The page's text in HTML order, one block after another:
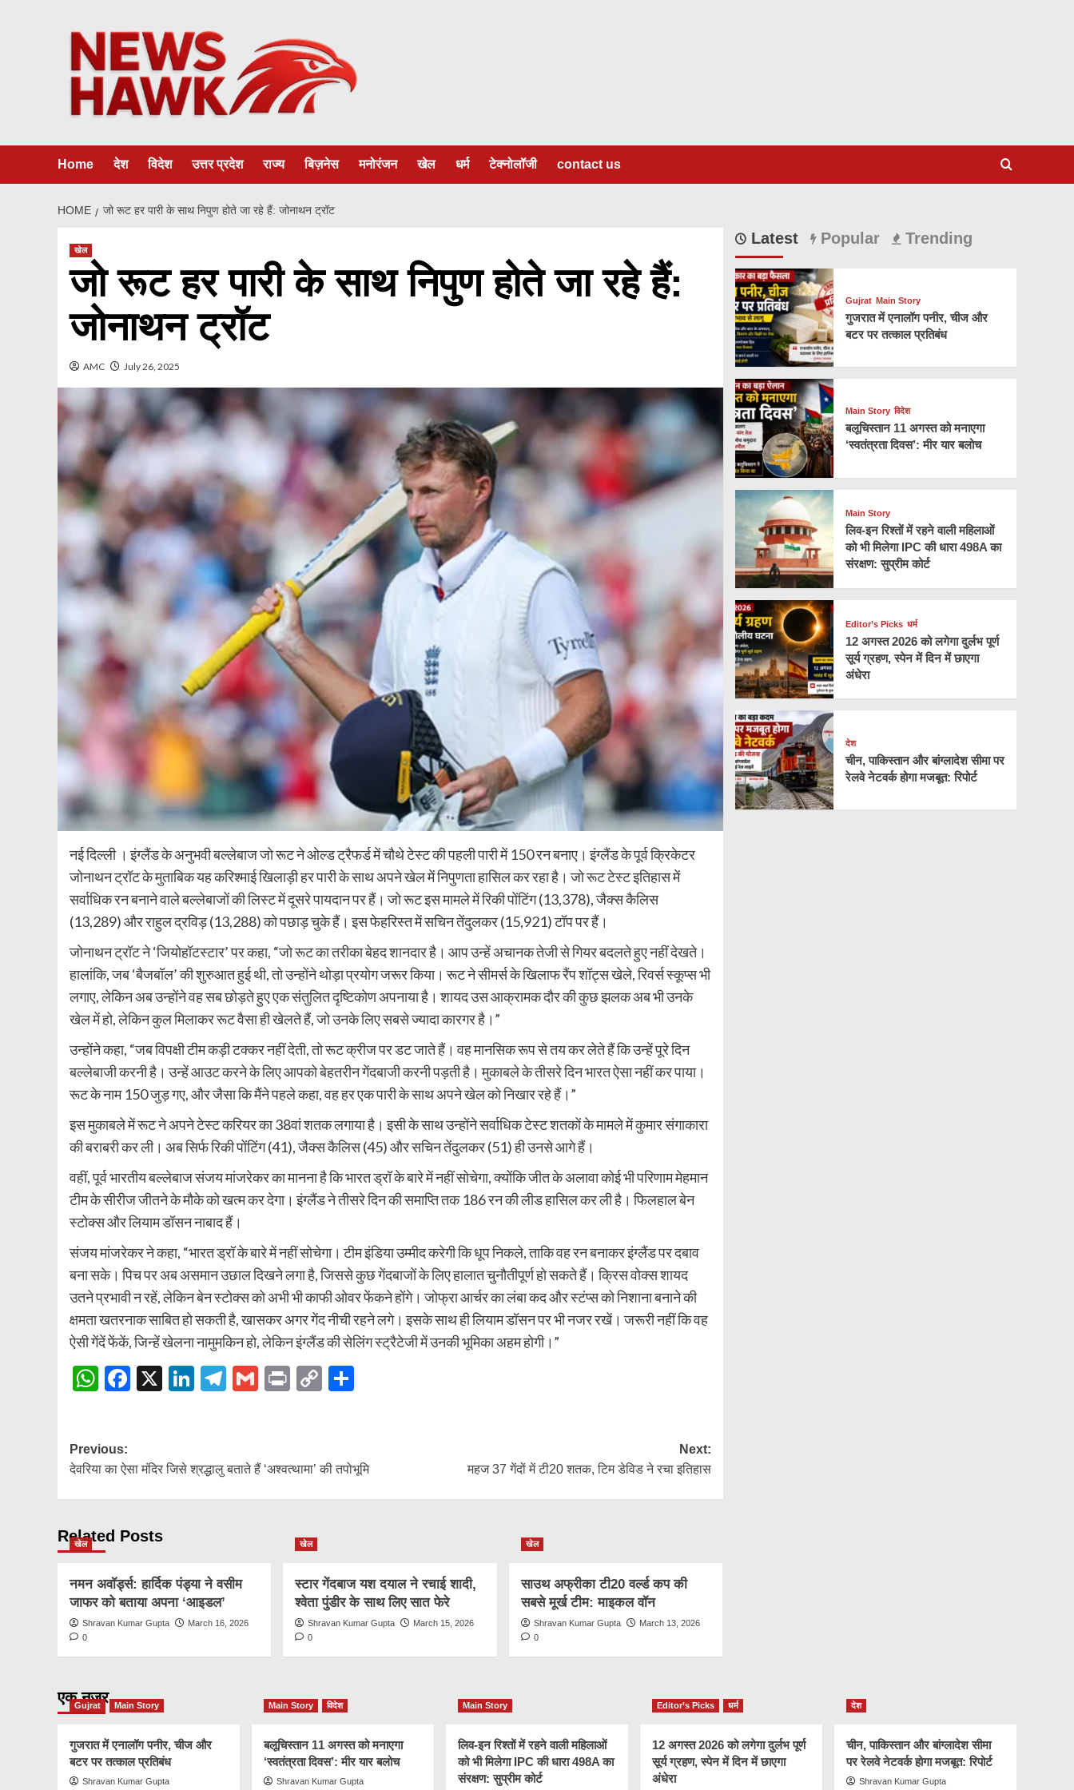
Home देश विदेश उत्तर प्रदेश राज्य बिज़नेस मनोरंजन खेल धर्म टेक्नोलॉजी contact us
HOME जो रूट हर पारी के साथ निपुण होते जा रहे हैं: जोनाथन ट्रॉट
खेल
जो रूट हर पारी के साथ निपुण होते जा रहे हैं:
जोनाथन ट्रॉट
AMC July 26, 2025
नई दिल्ली । इंग्लैंड के अनुभवी बल्लेबाज जो रूट ने ओल्ड ट्रैफर्ड में चौथे टेस्ट की पहली पारी में 150 रन बनाए। इंग्लैंड के पूर्व क्रिकेटर
जोनाथन ट्रॉट के मुताबिक यह करिश्माई खिलाड़ी हर पारी के साथ अपने खेल में निपुणता हासिल कर रहा है। जो रूट टेस्ट इतिहास में
सर्वाधिक रन बनाने वाले बल्लेबाजों की लिस्ट में दूसरे पायदान पर हैं। जो रूट इस मामले में रिकी पोंटिंग (13,378), जैक्स कैलिस
(13,289) और राहुल द्रविड़ (13,288) को पछाड़ चुके हैं। इस फेहरिस्त में सचिन तेंदुलकर (15,921) टॉप पर हैं।
जोनाथन ट्रॉट ने ‘जियोहॉटस्टार’ पर कहा, “जो रूट का तरीका बेहद शानदार है। आप उन्हें अचानक तेजी से गियर बदलते हुए नहीं देखते।
हालांकि, जब ‘बैजबॉल’ की शुरुआत हुई थी, तो उन्होंने थोड़ा प्रयोग जरूर किया। रूट ने सीमर्स के खिलाफ रैंप शॉट्स खेले, रिवर्स स्कूप्स भी
लगाए, लेकिन अब उन्होंने वह सब छोड़ते हुए एक संतुलित दृष्टिकोण अपनाया है। शायद उस आक्रामक दौर की कुछ झलक अब भी उनके
खेल में हो, लेकिन कुल मिलाकर रूट वैसा ही खेलते हैं, जो उनके लिए सबसे ज्यादा कारगर है।”
उन्होंने कहा, “जब विपक्षी टीम कड़ी टक्कर नहीं देती, तो रूट क्रीज पर डट जाते हैं। वह मानसिक रूप से तय कर लेते हैं कि उन्हें पूरे दिन
बल्लेबाजी करनी है। उन्हें आउट करने के लिए आपको बेहतरीन गेंदबाजी करनी पड़ती है। मुकाबले के तीसरे दिन भारत ऐसा नहीं कर पाया।
रूट के नाम 150 जुड़ गए, और जैसा कि मैंने पहले कहा, वह हर एक पारी के साथ अपने खेल को निखार रहे हैं।”
इस मुकाबले में रूट ने अपने टेस्ट करियर का 38वां शतक लगाया है। इसी के साथ उन्होंने सर्वाधिक टेस्ट शतकों के मामले में कुमार संगाकारा
की बराबरी कर ली। अब सिर्फ रिकी पोंटिंग (41), जैक्स कैलिस (45) और सचिन तेंदुलकर (51) ही उनसे आगे हैं।
वहीं, पूर्व भारतीय बल्लेबाज संजय मांजरेकर का मानना है कि भारत ड्रॉ के बारे में नहीं सोचेगा, क्योंकि जीत के अलावा कोई भी परिणाम मेहमान
टीम के सीरीज जीतने के मौके को खत्म कर देगा। इंग्लैंड ने तीसरे दिन की समाप्ति तक 186 रन की लीड हासिल कर ली है। फिलहाल बेन
स्टोक्स और लियाम डॉसन नाबाद हैं।
संजय मांजरेकर ने कहा, “भारत ड्रॉ के बारे में नहीं सोचेगा। टीम इंडिया उम्मीद करेगी कि धूप निकले, ताकि वह रन बनाकर इंग्लैंड पर दबाव
बना सके। पिच पर अब असमान उछाल दिखने लगा है, जिससे कुछ गेंदबाजों के लिए हालात चुनौतीपूर्ण हो सकते हैं। क्रिस वोक्स शायद
उतने प्रभावी न रहें, लेकिन बेन स्टोक्स को अभी भी काफी ओवर फेंकने होंगे। जोफ्रा आर्चर का लंबा कद और स्टंप्स को निशाना बनाने की
क्षमता खतरनाक साबित हो सकती है, खासकर अगर गेंद नीची रहने लगे। इसके साथ ही लियाम डॉसन पर भी नजर रखें। जरूरी नहीं कि वह
ऐसी गेंदें फेंकें, जिन्हें खेलना नामुमकिन हो, लेकिन इंग्लैंड की सेलिंग स्ट्रैटेजी में उनकी भूमिका अहम होगी।”
WhatsApp
Facebook
X LinkedIn
Telegram
GmailPrintCopy
Post
navigation
Previous:
देवरिया का ऐसा मंदिर जिसे श्रद्धालु बताते हैं ‘अश्वत्थामा’ की तपोभूमि
Next:
महज 37 गेंदों में टी20 शतक, टिम डेविड ने रचा इतिहास
Related Posts
खेल
नमन अवॉर्ड्स: हार्दिक पंड्या ने वसीम
जाफर को बताया अपना ‘आइडल’
Shravan Kumar Gupta
March 16, 2026
0
खेल
स्टार गेंदबाज यश दयाल ने रचाई शादी,
श्वेता पुंडीर के साथ लिए सात फेरे
Shravan Kumar Gupta
March 15, 2026
0
खेल
साउथ अफ्रीका टी20 वर्ल्ड कप की
सबसे मूर्ख टीम: माइकल वॉन
Shravan Kumar Gupta
March 13, 2026
0
Latest Popular Trending
Gujrat Main Story
गुजरात में एनालॉग पनीर, चीज और
बटर पर तत्काल प्रतिबंध
Main Story विदेश
बलूचिस्तान 11 अगस्त को मनाएगा
‘स्वतंत्रता दिवस’: मीर यार बलोच
Main Story
लिव-इन रिश्तों में रहने वाली महिलाओं
को भी मिलेगा IPC की धारा 498A का
संरक्षण: सुप्रीम कोर्ट
Editor’s Picks धर्म
12 अगस्त 2026 को लगेगा दुर्लभ पूर्ण
सूर्य ग्रहण, स्पेन में दिन में छाएगा
अंधेरा
देश
चीन, पाकिस्तान और बांग्लादेश सीमा पर
रेलवे नेटवर्क होगा मजबूत: रिपोर्ट
एक नज़र
Gujrat Main Story
गुजरात में एनालॉग पनीर, चीज और
बटर पर तत्काल प्रतिबंध
Shravan Kumar Gupta
Main Story विदेश
बलूचिस्तान 11 अगस्त को मनाएगा
‘स्वतंत्रता दिवस’: मीर यार बलोच
Shravan Kumar Gupta
Main Story
लिव-इन रिश्तों में रहने वाली महिलाओं
को भी मिलेगा IPC की धारा 498A का
संरक्षण: सुप्रीम कोर्ट
Editor’s Picks धर्म
12 अगस्त 2026 को लगेगा दुर्लभ पूर्ण
सूर्य ग्रहण, स्पेन में दिन में छाएगा
अंधेरा
देश
चीन, पाकिस्तान और बांग्लादेश सीमा
पर रेलवे नेटवर्क होगा मजबूत: रिपोर्ट
Shravan Kumar Gupta